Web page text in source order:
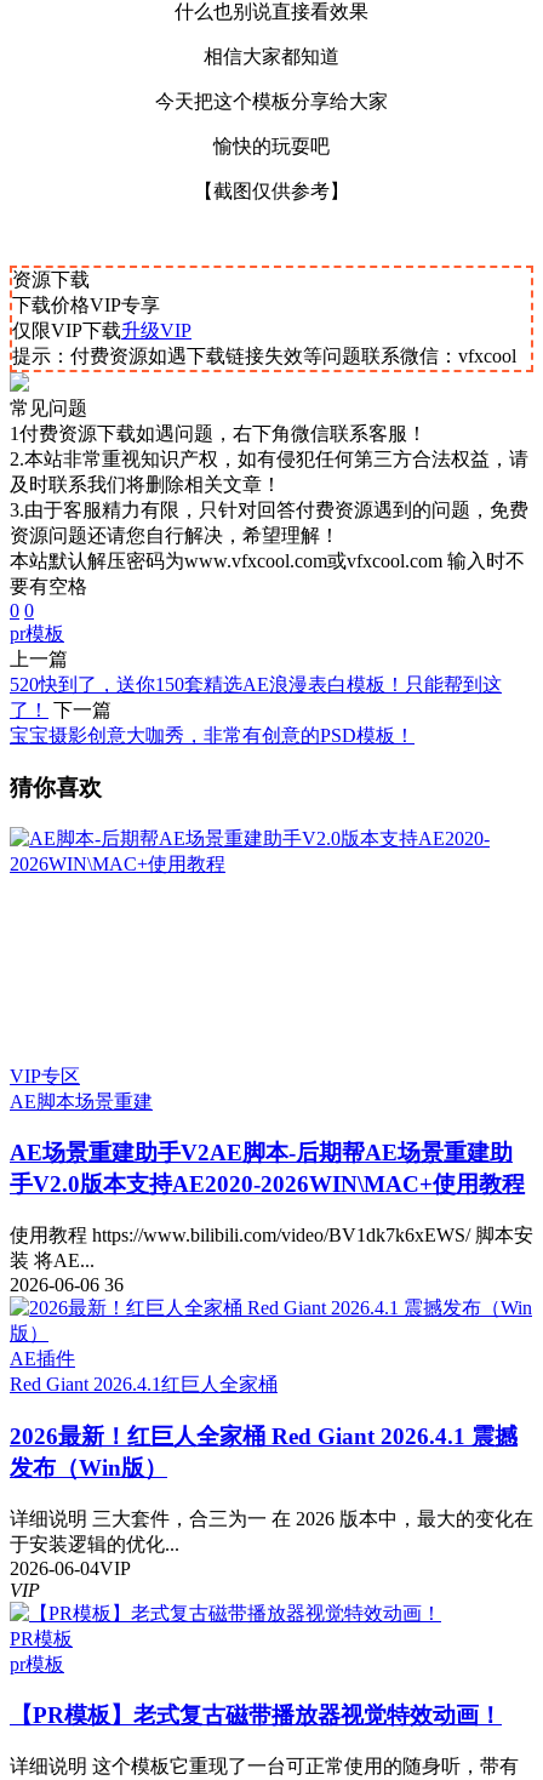
什么也别说直接看效果
相信大家都知道
今天把这个模板分享给大家
愉快的玩耍吧
【截图仅供参考】
资源下载
下载价格VIP专享
仅限VIP下载升级VIP
提示：付费资源如遇下载链接失效等问题联系微信：vfxcool
常见问题
1付费资源下载如遇问题，右下角微信联系客服！
2.本站非常重视知识产权，如有侵犯任何第三方合法权益，请
及时联系我们将删除相关文章！
3.由于客服精力有限，只针对回答付费资源遇到的问题，免费
资源问题还请您自行解决，希望理解！
本站默认解压密码为www.vfxcool.com或vfxcool.com 输入时不
要有空格
0 0
pr模板
上一篇
520快到了，送你150套精选AE浪漫表白模板！只能帮到这
了！
下一篇
宝宝摄影创意大咖秀，非常有创意的PSD模板！
猜你喜欢
VIP专区
AE脚本场景重建
AE场景重建助手V2AE脚本-后期帮AE场景重建助
手V2.0版本支持AE2020-2026WIN\MAC+使用教程
使用教程 https://www.bilibili.com/video/BV1dk7k6xEWS/ 脚本安
装 将AE...
2026-06-06 36
AE插件
Red Giant 2026.4.1红巨人全家桶
2026最新！红巨人全家桶 Red Giant 2026.4.1 震撼
发布（Win版）
详细说明 三大套件，合三为一 在 2026 版本中，最大的变化在
于安装逻辑的优化...
2026-06-04VIP
VIP
PR模板
pr模板
【PR模板】老式复古磁带播放器视觉特效动画！
详细说明 这个模板它重现了一台可正常使用的随身听，带有